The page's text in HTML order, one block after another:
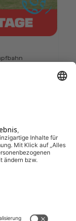
Uhr
50,00 EUR
(Pänzclub: